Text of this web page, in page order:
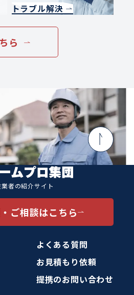
トラブル解決
ら
者の紹介サイト
ご相談はこちら
よくある質問
お見積もり依頼
提携のお問い合わせ